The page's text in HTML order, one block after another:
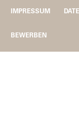
IMPRESSUM
BEWERBEN